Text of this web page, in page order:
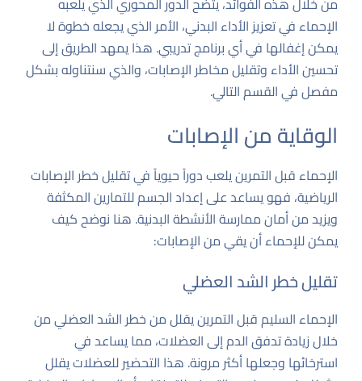
الإحماء في تعزيز الأداء البدني، الأمر الذي يجعله خطوة لا
يمكن إغفالها في أي برنامج تدريبي. هذا يمهد الطريق إلى
تحسين الأداء وتقليل مخاطر الإصابات، والذي سنتناوله بشكل
مفصل في القسم التالي.
الوقاية من الإصابات
الإحماء قبل التمرين يلعب دوراً حيوياً في تقليل خطر الإصابات
الرياضية، فهو يساعد على إعداد الجسم للتمارين المكثفة
ويزيد من أمان ممارسة الأنشطة البدنية. هنا نوضح كيف
يمكن للإحماء أن يقي من الإصابات:
تقليل خطر الشد العضلي
الإحماء السليم قبل التمرين يقلل من خطر الشد العضلي من
خلال زيادة تدفق الدم إلى العضلات، مما يساعد في
استرخائها وجعلها أكثر مرونة. هذا التحضير للعضلات يقلل